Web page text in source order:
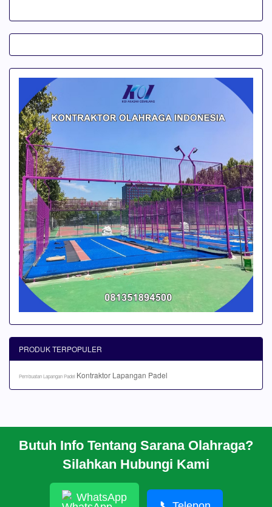
Butuh Info Tentang Sarana Olahraga?
Silahkan Hubungi Kami
WhatsApp
PRODUK TERPOPULER
Pembuatan Lapangan Padel Kontraktor Lapangan Padel
CARA PESAN
HUBUNGI KAMI